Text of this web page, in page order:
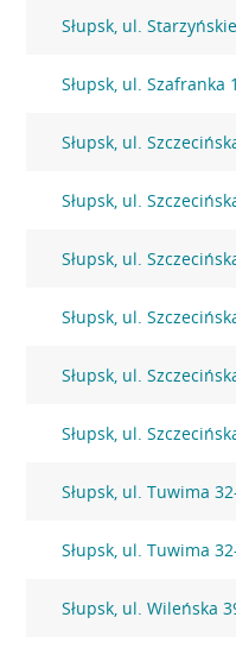
Słupsk, ul.
Słupsk, ul. Szafranka 1
Słupsk, ul.
Słupsk, ul.
Słupsk, ul.
Słupsk, ul.
Słupsk, ul.
Słupsk, ul.
Słupsk, ul. Tuwima
Słupsk, ul. Tuwima
Słupsk, ul. Wileńska